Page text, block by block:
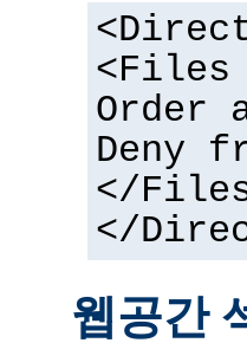
<Files
Order
Deny
</
</
웹공간